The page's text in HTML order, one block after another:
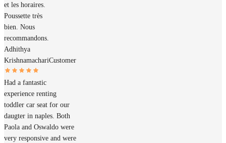
et les horaires.
Poussette très
bien. Nous
recommandons.
Adhithya
KrishnamachariCustomer
Had a fantastic
experience renting
toddler car seat for our
daugter in naples. Both
Paola and Oswaldo were
very responsive and were